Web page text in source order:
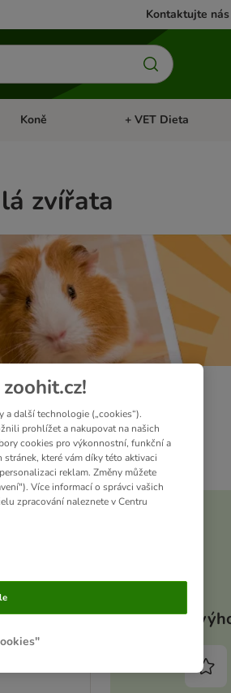
Kontaktujte nás
Otevřít menu: Akvaristika
Koně Otevřít menu: Koně
+ VET Dieta
zvířata
Vaše
a další technologie („cookies“).
prohlížet a nakupovat na našich
cookies pro výkonnostní, funkční a
které vám díky této aktivaci
reklam. Změny můžete
Více informací o správci vašich
zpracování naleznete v Centru